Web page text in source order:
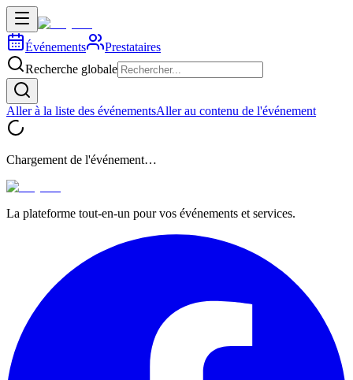
Événements
Prestataires
Recherche globale
Aller à la liste des événementsAller au contenu de l'événement
Chargement de l'événement…
La plateforme tout-en-un pour vos événements et services.